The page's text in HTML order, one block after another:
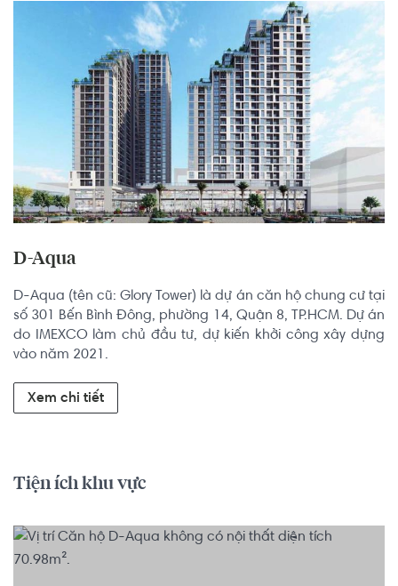
D-Aqua
D-Aqua (tên cũ: Glory Tower) là dự án căn hộ chung cư tại
số 301 Bến Bình Đông, phường 14, Quận 8, TP.HCM. Dự án
do IMEXCO làm chủ đầu tư, dự kiến khởi công xây dựng
vào năm 2021.
Xem chi tiết
Tiện ích khu vực